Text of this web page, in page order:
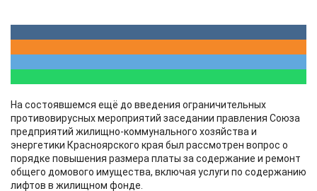
На состоявшемся ещё до введения ограничительных
противовирусных мероприятий заседании правления Союза
предприятий жилищно-коммунального хозяйства и
энергетики Красноярского края был рассмотрен вопрос о
порядке повышения размера платы за содержание и ремонт
общего домового имущества, включая услуги по содержанию
лифтов в жилищном фонде.